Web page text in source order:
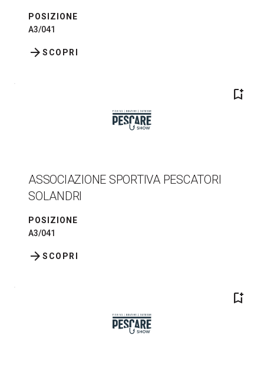
POSIZIONE
A3/041
SCOPRI
arrow_forward
bookmark_add
ASSOCIAZIONE SPORTIVA PESCATORI
SOLANDRI
POSIZIONE
A3/041
SCOPRI
arrow_forward
bookmark_add